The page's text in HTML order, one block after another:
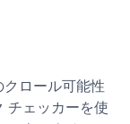
ロール可能性
チェッカーを使